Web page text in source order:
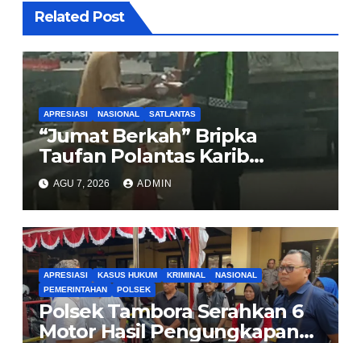
Related Post
APRESIASI NASIONAL SATLANTAS
“Jumat Berkah” Bripka
Taufan Polantas Karib
Bagikan Nasi Kotak untuk
Sopir Truk yang Mogok di KM
00 Pondok Aren
AGU 7, 2026 ADMIN
APRESIASI KASUS HUKUM KRIMINAL
NASIONAL
PEMERINTAHAN
POLSEK
Polsek Tambora Serahkan 6
Motor Hasil Pengungkapan